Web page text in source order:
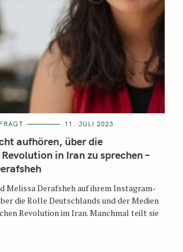
11. JULI 2023
aufhören, über die
in Iran zu sprechen –
Melissa Derafsheh auf ihrem Instagram-
die Rolle Deutschlands und der Medien
Revolution im Iran. Manchmal teilt sie